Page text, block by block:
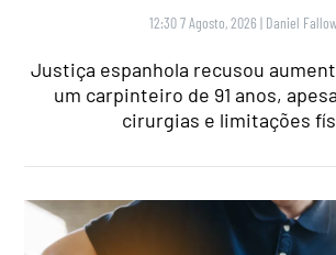
12:30 7 Agosto, 2026 | Daniel
Justiça espanhola recusou
um carpinteiro de 91 anos,
cirurgias e limitações